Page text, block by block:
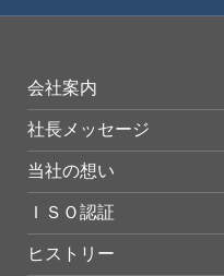
会社案内
社長メッセージ
当社の想い
ＩＳＯ認証
ヒストリー